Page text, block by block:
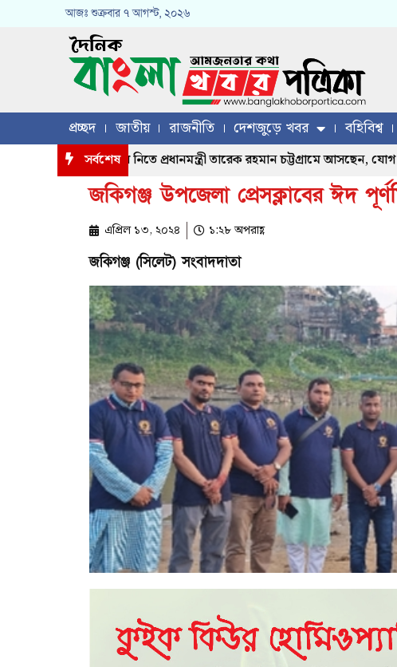
আজঃ শুক্রবার ৭ আগস্ট, ২০২৬
প্রচ্ছদ জাতীয় রাজনীতি দেশজুড়ে খবর বহিবিশ্ব
সর্বশেষ
মানুষের খোঁজখবর নিতে প্রধানমন্ত্রী তারেক রহমান চট্টগ্রামে আসছেন, যোগ
জকিগঞ্জ উপজেলা প্রেসক্লাবের ঈদ
এপ্রিল ১৩, ২০২৪ ১:২৮ অপরাহ্ণ
জকিগঞ্জ (সিলেট) সংবাদদাতা